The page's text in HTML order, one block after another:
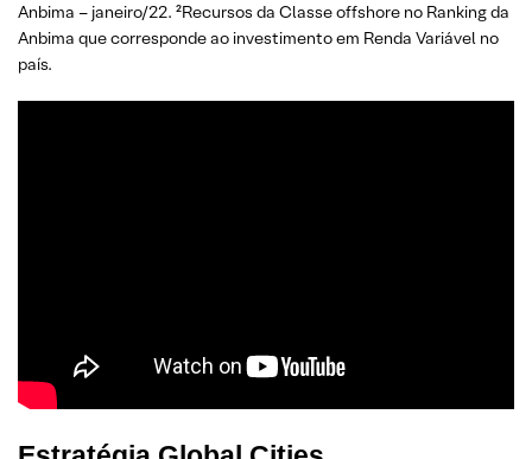
Anbima – janeiro/22. ²Recursos da Classe offshore no Ranking da
Anbima que corresponde ao investimento em Renda Variável no
país.